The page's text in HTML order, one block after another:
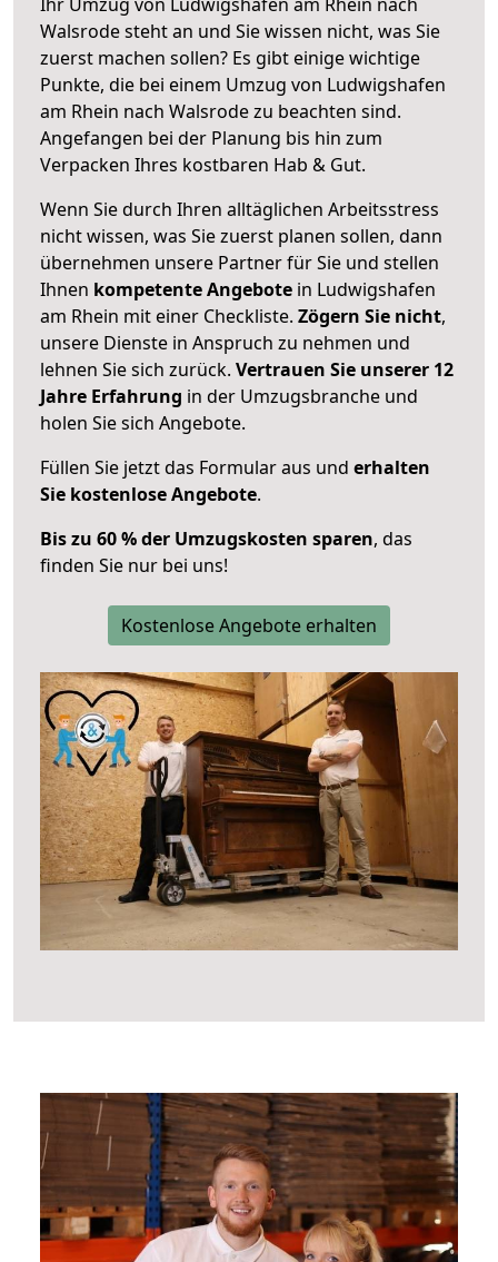
Walsrode steht an und Sie wissen nicht, was Sie
zuerst machen sollen? Es gibt einige wichtige
Punkte, die bei einem Umzug von Ludwigshafen
am Rhein nach Walsrode zu beachten sind.
Angefangen bei der Planung bis hin zum
Verpacken Ihres kostbaren Hab & Gut.
Wenn Sie durch Ihren alltäglichen Arbeitsstress
nicht wissen, was Sie zuerst planen sollen, dann
übernehmen unsere Partner für Sie und stellen
Ihnen kompetente Angebote in Ludwigshafen
am Rhein mit einer Checkliste. Zögern Sie nicht,
unsere Dienste in Anspruch zu nehmen und
lehnen Sie sich zurück. Vertrauen Sie unserer 12
Jahre Erfahrung in der Umzugsbranche und
holen Sie sich Angebote.
Füllen Sie jetzt das Formular aus und erhalten
Sie kostenlose Angebote.
Bis zu 60 % der Umzugskosten sparen, das
finden Sie nur bei uns!
Kostenlose Angebote erhalten